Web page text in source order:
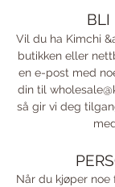
BLI
Vil du ha Kimchi
butikken eller
en e-post med
din til
så gir vi deg
Når du kjøper noe